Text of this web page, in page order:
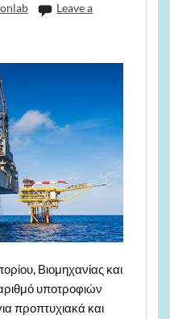
Leave a
Βιομηχανίας και
υποτροφιών
προπτυχιακά και